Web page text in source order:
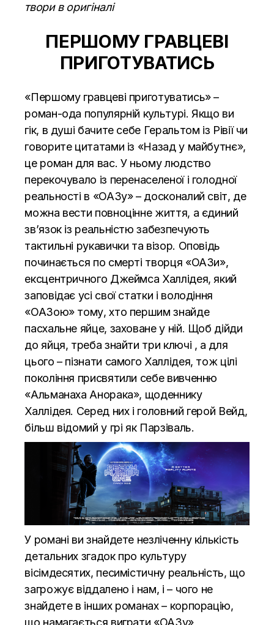
твори в оригіналі
ПЕРШОМУ ГРАВЦЕВІ
ПРИГОТУВАТИСЬ
«Першому гравцеві приготуватись» –
роман-ода популярній культурі. Якщо ви
гік, в душі бачите себе Геральтом із Рівії чи
говорите цитатами із «Назад у майбутнє»,
це роман для вас. У ньому людство
перекочувало із перенаселеної і голодної
реальності в «ОАЗу» – досконалий світ, де
можна вести повноцінне життя, а єдиний
зв’язок із реальністю забезпечують
тактильні рукавички та візор. Оповідь
починається по смерті творця «ОАЗи»,
ексцентричного Джеймса Халлідея, який
заповідає усі свої статки і володіння
«ОАЗою» тому, хто першим знайде
пасхальне яйце, заховане у ній. Щоб дійди
до яйця, треба знайти три ключі , а для
цього – пізнати самого Халлідея, тож цілі
покоління присвятили себе вивченню
«Альманаха Анорака», щоденнику
Халлідея. Серед них і головний герой Вейд,
більш відомий у грі як Парзіваль.
У романі ви знайдете незліченну кількість
детальних згадок про культуру
вісімдесятих, песимістичну реальність, що
загрожує віддалено і нам, і – чого не
знайдете в інших романах – корпорацію,
що намагається виграти «ОАЗу»,